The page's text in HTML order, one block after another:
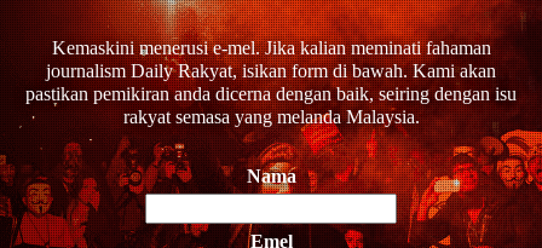
Kemaskini menerusi e-mel. Jika kalian meminati fahaman
journalism Daily Rakyat, isikan form di bawah. Kami akan
pastikan pemikiran anda dicerna dengan baik, seiring dengan isu
rakyat semasa yang melanda Malaysia.
Nama
Emel